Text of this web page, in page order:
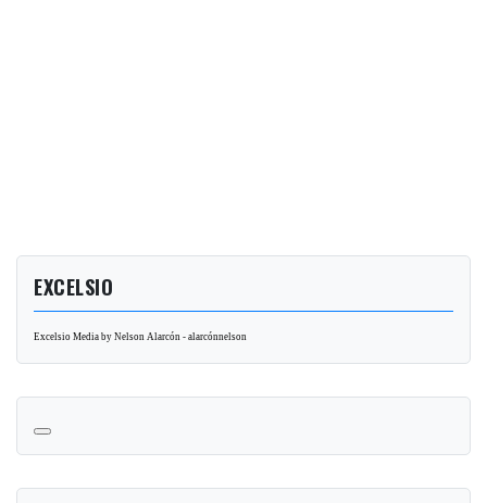
EXCELSIO
Excelsio Media by Nelson Alarcón - alarcónnelson